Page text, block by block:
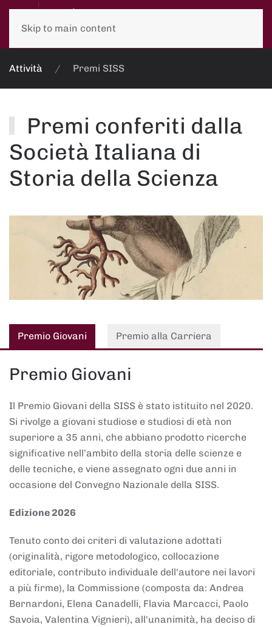
Skip to main content
Attività Premi SISS
Premi conferiti dalla
Società Italiana di
Storia della Scienza
Premio Giovani Premio alla Carriera
Premio Giovani
Il Premio Giovani della SISS è stato istituito nel 2020.
Si rivolge a giovani studiose e studiosi di età non
superiore a 35 anni, che abbiano prodotto ricerche
significative nell’ambito della storia delle scienze e
delle tecniche, e viene assegnato ogni due anni in
occasione del Convegno Nazionale della SISS.
Edizione 2026
Tenuto conto dei criteri di valutazione adottati
(originalità, rigore metodologico, collocazione
editoriale, contributo individuale dell'autore nei lavori
a più firme), la Commissione (composta da: Andrea
Bernardoni, Elena Canadelli, Flavia Marcacci, Paolo
Savoia, Valentina Vignieri), all'unanimità, ha deciso di